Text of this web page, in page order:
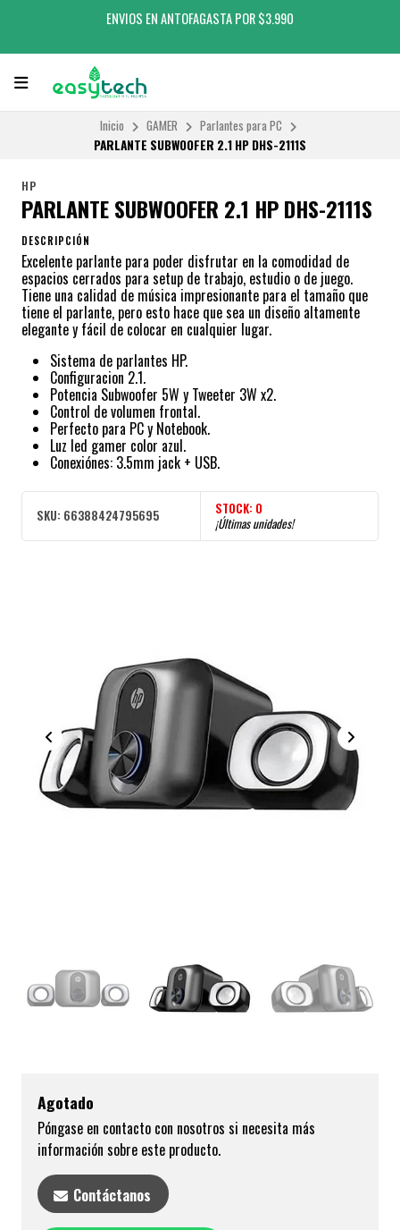
ENVIOS EN ANTOFAGASTA POR $3.990
Inicio GAMER
Parlantes para PC
PARLANTE SUBWOOFER 2.1 HP DHS-2111S
HP
PARLANTE SUBWOOFER 2.1 HP DHS-2111S
DESCRIPCIÓN
Excelente parlante para poder disfrutar en la comodidad de
espacios cerrados para setup de trabajo, estudio o de juego.
Tiene una calidad de música impresionante para el tamaño que
tiene el parlante, pero esto hace que sea un diseño altamente
elegante y fácil de colocar en cualquier lugar.
Sistema de parlantes HP.
Configuracion 2.1.
Potencia Subwoofer 5W y Tweeter 3W x2.
Control de volumen frontal.
Perfecto para PC y Notebook.
Luz led gamer color azul.
Conexiónes: 3.5mm jack + USB.
SKU: 66388424795695 STOCK: 0
¡Últimas unidades!
Agotado
Póngase en contacto con nosotros si necesita más
información sobre este producto.
Contáctanos